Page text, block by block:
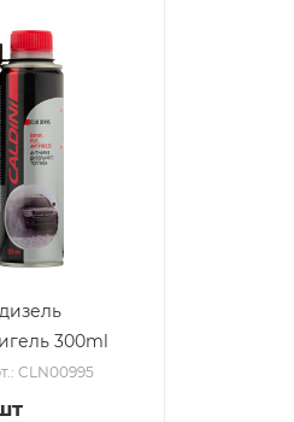
300ml
CLN00995